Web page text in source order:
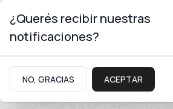
¿Querés recibir nuestras
notificaciones?
NO, GRACIAS ACEPTAR